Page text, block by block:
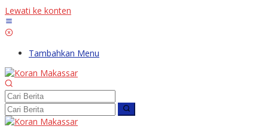
Lewati ke konten
Tambahkan Menu